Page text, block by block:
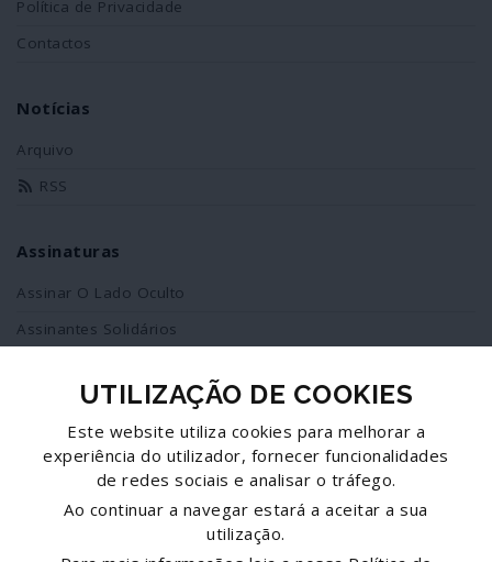
Política de Privacidade
Contactos
Notícias
Arquivo
RSS
Assinaturas
Assinar O Lado Oculto
Assinantes Solidários
Redes Sociais
Siga-nos no facebook
UTILIZAÇÃO DE COOKIES
Este website utiliza cookies para melhorar a
experiência do utilizador, fornecer funcionalidades
de redes sociais e analisar o tráfego.
Ao continuar a navegar estará a aceitar a sua
utilização.